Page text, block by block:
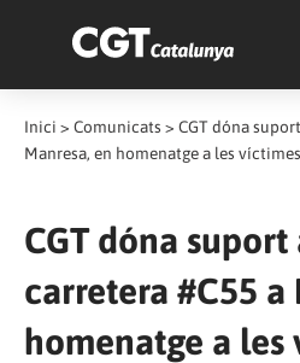
Inici > Comunicats > CGT dóna
Manresa, en homenatge a les
CGT dóna
carretera #C55 a
homenatge a les